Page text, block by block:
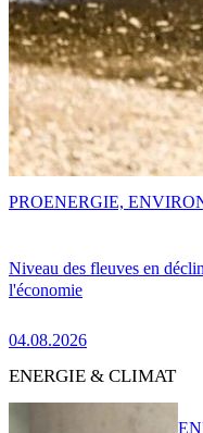
Niveau des fleuves en
l'économie
04.08.2026
PROENERGIE,
ENERGIE & CLIMAT